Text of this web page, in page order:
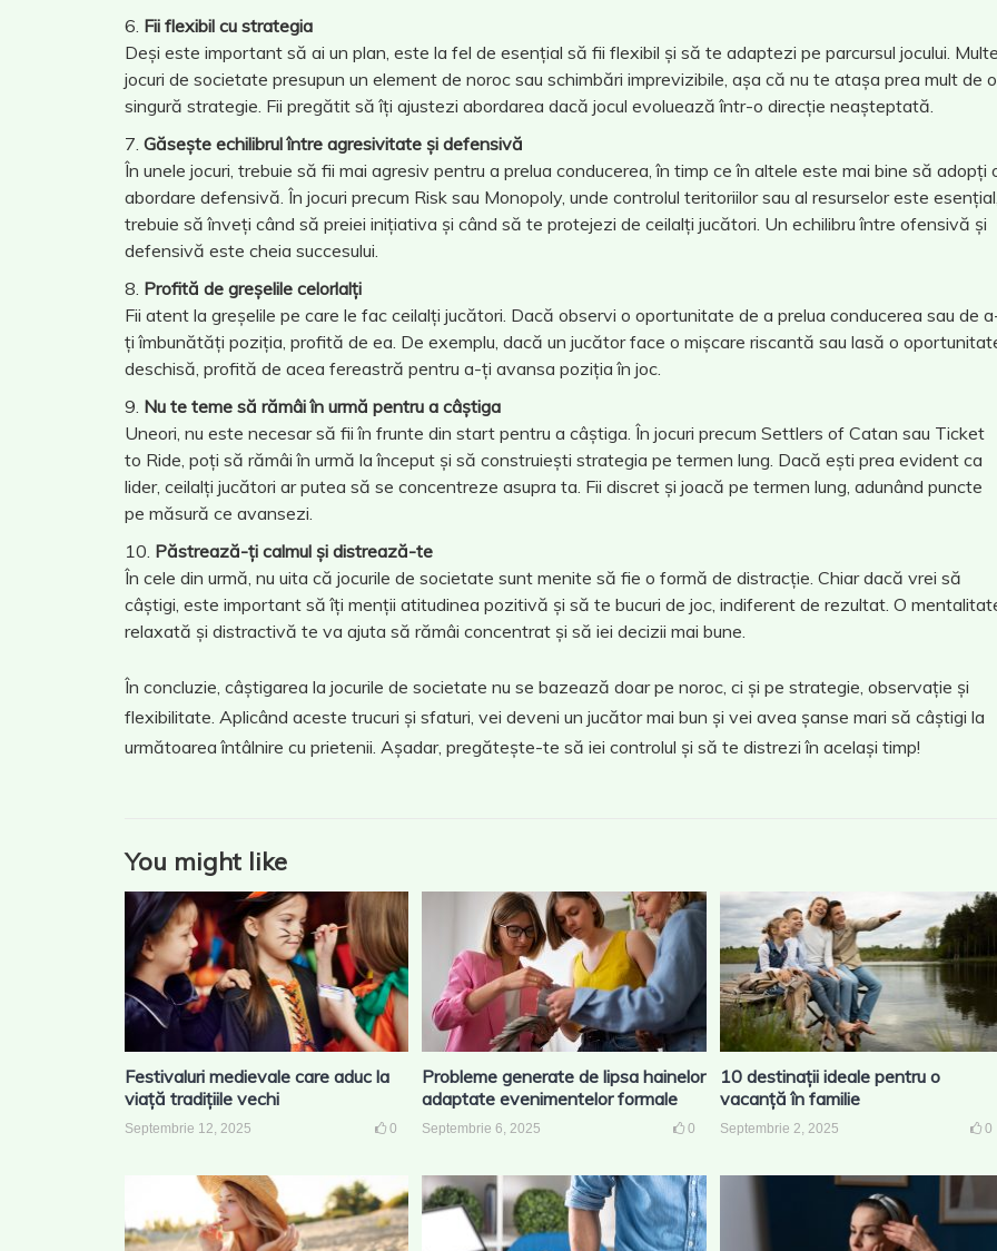
Fii flexibil cu strategia
Deși este important să ai un plan, este la fel de esențial să fii flexibil și să te adaptezi pe parcursul jocului. Multe
jocuri de societate presupun un element de noroc sau schimbări imprevizibile, așa că nu te atașa prea mult de o
singură strategie. Fii pregătit să îți ajustezi abordarea dacă jocul evoluează într-o direcție neașteptată.
Găsește echilibrul între agresivitate și defensivă
În unele jocuri, trebuie să fii mai agresiv pentru a prelua conducerea, în timp ce în altele este mai bine să adopți
abordare defensivă. În jocuri precum Risk sau Monopoly, unde controlul teritoriilor sau al resurselor este esențial,
trebuie să înveți când să preiei inițiativa și când să te protejezi de ceilalți jucători. Un echilibru între ofensivă și
defensivă este cheia succesului.
Profită de greșelile celorlalți
Fii atent la greșelile pe care le fac ceilalți jucători. Dacă observi o oportunitate de a prelua conducerea sau de
ți îmbunătăți poziția, profită de ea. De exemplu, dacă un jucător face o mișcare riscantă sau lasă o
deschisă, profită de acea fereastră pentru a-ți avansa poziția în joc.
Nu te teme să rămâi în urmă pentru a câștiga
Uneori, nu este necesar să fii în frunte din start pentru a câștiga. În jocuri precum Settlers of Catan sau Ticket
to Ride, poți să rămâi în urmă la început și să construiești strategia pe termen lung. Dacă ești prea evident ca
lider, ceilalți jucători ar putea să se concentreze asupra ta. Fii discret și joacă pe termen lung, adunând puncte
pe măsură ce avansezi.
Păstrează-ți calmul și distrează-te
În cele din urmă, nu uita că jocurile de societate sunt menite să fie o formă de distracție. Chiar dacă vrei să
câștigi, este important să îți menții atitudinea pozitivă și să te bucuri de joc, indiferent de rezultat. O
relaxată și distractivă te va ajuta să rămâi concentrat și să iei decizii mai bune.
În concluzie, câștigarea la jocurile de societate nu se bazează doar pe noroc, ci și pe strategie, observație și
flexibilitate. Aplicând aceste trucuri și sfaturi, vei deveni un jucător mai bun și vei avea șanse mari să câștigi la
următoarea întâlnire cu prietenii. Așadar, pregătește-te să iei controlul și să te distrezi în același timp!
You might like
Festivaluri medievale care aduc la
viață tradițiile vechi
Septembrie 12, 2025 0
Probleme generate de lipsa hainelor
adaptate evenimentelor formale
Septembrie 6, 2025 0
10 destinații ideale pentru o
vacanță în familie
Septembrie 2, 2025 0